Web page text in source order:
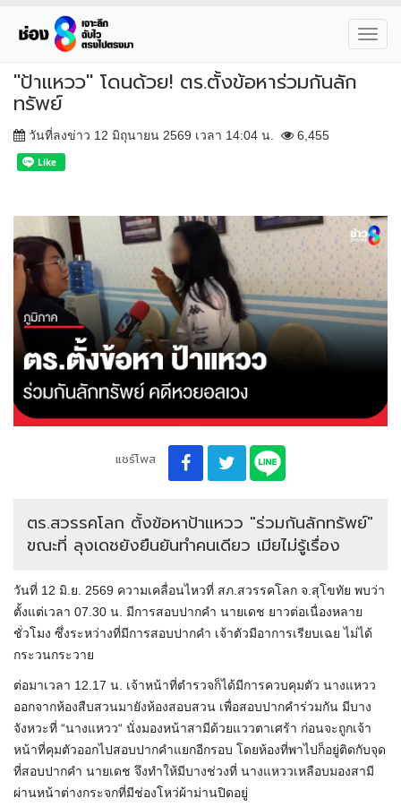
"ป้าแหวว" โดนด้วย! ตร.ตั้งข้อหาร่วมกันลัก
ทรัพย์
วันที่ลงข่าว 12 มิถุนายน 2569 เวลา 14:04 น. 6,455
แชร์โพส
ตร.สวรรคโลก ตั้งข้อหาป้าแหวว "ร่วมกันลักทรัพย์"
ขณะที่ ลุงเดชยังยืนยันทำคนเดียว เมียไม่รู้เรื่อง
วันที่ 12 มิ.ย. 2569 ความเคลื่อนไหวที่ สภ.สวรรคโลก จ.สุโขทัย พบว่า
ตั้งแต่เวลา 07.30 น. มีการสอบปากคำ นายเดช ยาวต่อเนื่องหลาย
ชั่วโมง ซึ่งระหว่างที่มีการสอบปากคำ เจ้าตัวมีอาการเรียบเฉย ไม่ได้
กระวนกระวาย
ต่อมาเวลา 12.17 น. เจ้าหน้าที่ตำรวจก็ได้มีการควบคุมตัว นางแหวว
ออกจากห้องสืบสวนมายังห้องสอบสวน เพื่อสอบปากคำร่วมกัน มีบาง
จังหวะที่ “นางแหวว“ นั่งมองหน้าสามีด้วยแววตาเศร้า ก่อนจะถูกเจ้า
หน้าที่คุมตัวออกไปสอบปากคำแยกอีกรอบ โดยห้องที่พาไปก็อยู่ติดกับจุด
ที่สอบปากคำ นายเดช จึงทำให้มีบางช่วงที่ นางแหววเหลือบมองสามี
ผ่านหน้าต่างกระจกที่มีช่องโหว่ผ้าม่านปิดอยู่